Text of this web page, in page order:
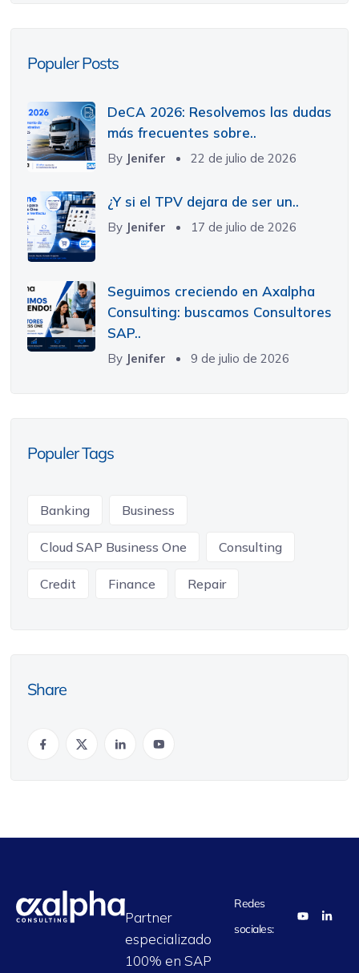
Populer Posts
DeCA 2026: Resolvemos las dudas
más frecuentes sobre..
By Jenifer 22 de julio de 2026
¿Y si el TPV dejara de ser un..
By Jenifer 17 de julio de 2026
Seguimos creciendo en Axalpha
Consulting: buscamos Consultores
SAP..
By Jenifer 9 de julio de 2026
Populer Tags
Banking Business
Cloud SAP Business One Consulting
Credit Finance Repair
Share
Partner
especializado
100% en SAP
Redes
sociales: